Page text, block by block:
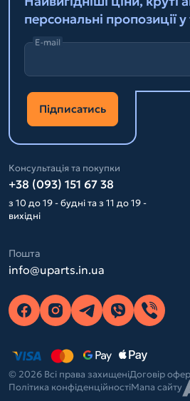
персональні пропозиції у
E-mail
Підписатись
Консультація та покупки
+38 (093) 151 67 38
з 10 до 19 - будні та з 11 до 19 -
вихідні
Пошта
info@uparts.in.ua
© 2026 Всі права захищеніДоговір
Політика конфіденційностіМапа сайту